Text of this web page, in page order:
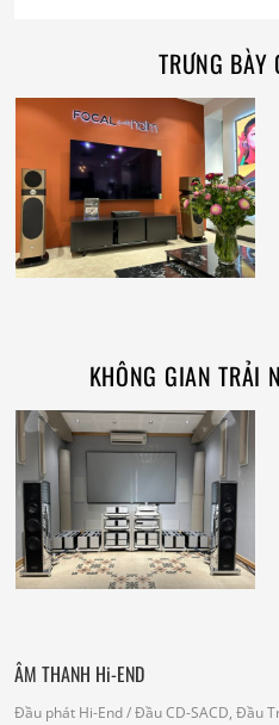
TRƯNG BÀY
KHÔNG GIAN TRẢI
ÂM THANH Hi-END
Đầu phát Hi-End/ Đầu CD-SACD, Đầu